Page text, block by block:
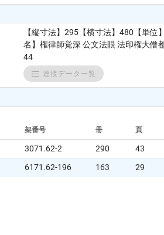
【縦寸法】295【横寸法】480【単
名】権律師覚深 公文法眼 法印権大僧
44
連接データ一覧
架番号 冊 頁
3071.62-2 290 43
6171.62-196 163 29